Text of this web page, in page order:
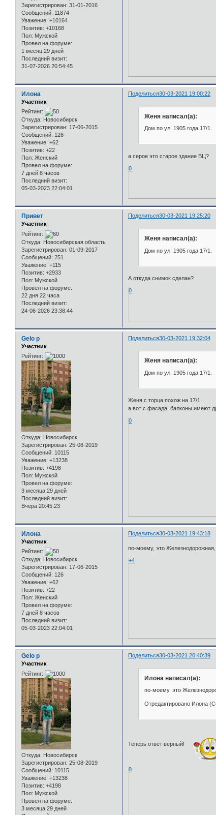
Зарегистрирован: 31-01-2016
Сообщений: 11874
Уважение: +10164
Позитив: +10168
Пол: Мужской
Провел на форуме:
1 месяц 29 дней
Последний визит:
31-07-2026 20:54:45
Поделиться30-03-2021 19:00:22
Илона
Участник
Рейтинг:
Откуда: Новосибирск
Зарегистрирован: 17-06-2015
Сообщений: 126
Уважение: +62
Позитив: +22
Пол: Женский
Провел на форуме:
7 дней 8 часов
Последний визит:
05-03-2023 22:04:01
Женя написал(а):
Дом по ул. 1905 года,17/1.
а серое это старое здание ВЦ?
0
Поделиться30-03-2021 19:25:20
Привет
Участник
Рейтинг:
Откуда: Новосибирская область
Зарегистрирован: 01-09-2017
Сообщений: 251
Уважение: +115
Позитив: +2933
Пол: Мужской
Провел на форуме:
22 дня 22 часа
Последний визит:
24-06-2026 23:38:44
Женя написал(а):
Дом по ул. 1905 года,17/1.
А откуда снимок сделан?
0
Поделиться30-03-2021 19:32:04
Gelo p
Участник
Рейтинг:
Откуда: Новосибирск
Зарегистрирован: 25-08-2019
Сообщений: 10115
Уважение: +13238
Позитив: +4198
Пол: Мужской
Провел на форуме:
3 месяца 29 дней
Последний визит:
Вчера 20:45:23
Женя написал(а):
Дом по ул. 1905 года,17/1.
Женя,с торца похож на 17/1,
а вот с фасада, балконы имеют
0
Поделиться30-03-2021 19:43:18
Илона
Участник
Рейтинг:
Откуда: Новосибирск
Зарегистрирован: 17-06-2015
Сообщений: 126
Уважение: +62
Позитив: +22
Пол: Женский
Провел на форуме:
7 дней 8 часов
Последний визит:
05-03-2023 22:04:01
по-моему, это
+4
Поделиться30-03-2021 20:40:39
Gelo p
Участник
Рейтинг:
Откуда: Новосибирск
Зарегистрирован: 25-08-2019
Сообщений: 10115
Уважение: +13238
Позитив: +4198
Пол: Мужской
Провел на форуме:
3 месяца 29 дней
Илона написал(а):
по-моему, это
Отредактировано Илона
Теперь ответ верный!
0